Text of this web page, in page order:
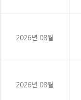
2026년 08월
2026년 08월